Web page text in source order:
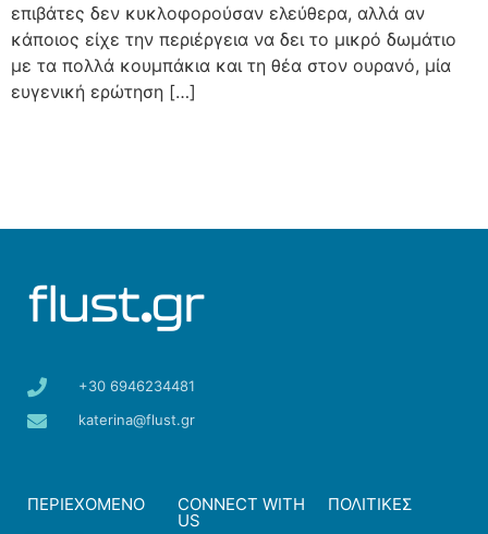
επιβάτες δεν κυκλοφορούσαν ελεύθερα, αλλά αν
κάποιος είχε την περιέργεια να δει το μικρό δωμάτιο
με τα πολλά κουμπάκια και τη θέα στον ουρανό, μία
ευγενική ερώτηση […]
+30 6946234481
katerina@flust.gr
ΠΕΡΙΕΧΟΜΕΝΟ CONNECT WITH
US
ΠΟΛΙΤΙΚΕΣ